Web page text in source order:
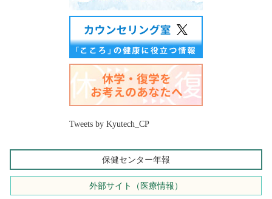
Tweets by Kyutech_CP
保健センター年報
外部サイト（医療情報）